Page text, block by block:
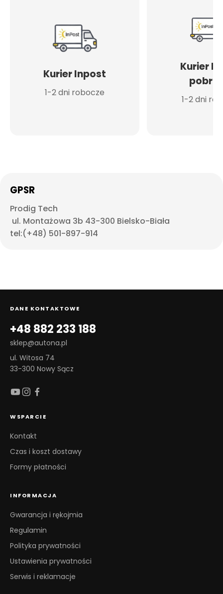
Kurier Inpost
1-2 dni robocze
Kurier
1-2 dni
GPSR
Prodig Tech
ul. Montażowa 3b 43-300 Bielsko-Biała
tel:(+48) 501-897-914
DANE KONTAKTOWE
+48 882 233 188
sklep@autona.pl
ul. Witosa 74
33-300 Nowy Sącz
WSPARCIE
Kontakt
Czas i koszt dostawy
Formy płatności
INFORMACJA
Gwarancja i rękojmia
Regulamin
Polityka prywatności
Ustawienia prywatności
Serwis i reklamacje